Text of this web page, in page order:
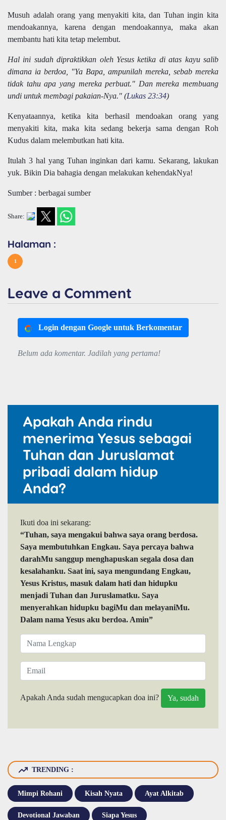
Musuh adalah orang yang menyakiti kita, dan Tuhan ingin kita
mendoakannya, karena dengan mendoakannya, maka akan
membantu hati kita tetap melembut.
Hal ini sudah dipraktikkan oleh Yesus ketika di atas kayu salib
dimana ia berdoa, "Ya Bapa, ampunilah mereka, sebab mereka
tidak tahu apa yang mereka perbuat." Dan mereka membuang
undi untuk membagi pakaian-Nya." (Lukas 23:34)
Kenyataannya, ketika kita berhasil mendoakan orang yang
menyakiti kita, maka kita sedang bekerja sama dengan Roh
Kudus dalam melembutkan hati kita.
Itulah 3 hal yang Tuhan inginkan dari kamu. Sekarang, lakukan
yuk. Bikin Dia bahagia dengan melakukan kehendakNya!
Sumber : berbagai sumber
Share:
Halaman :
1
Leave a Comment
Login dengan Google untuk Berkomentar
Belum ada komentar. Jadilah yang pertama!
Apakah Anda rindu
menerima Yesus sebagai
Tuhan dan Juruslamat
pribadi dalam hidup
Anda?
Ikuti doa ini sekarang:
“Tuhan, saya mengakui bahwa saya orang berdosa.
Saya membutuhkan Engkau. Saya percaya bahwa
darahMu sanggup menghapuskan segala dosa dan
kesalahanku. Saat ini, saya mengundang Engkau,
Yesus Kristus, masuk dalam hati dan hidupku
menjadi Tuhan dan Juruslamatku. Saya
menyerahkan hidupku bagiMu dan melayaniMu.
Dalam nama Yesus aku berdoa. Amin”
Apakah Anda sudah mengucapkan doa ini?
TRENDING :
Mimpi Rohani Kisah Nyata Ayat Alkitab
Devotional Jawaban Siapa Yesus